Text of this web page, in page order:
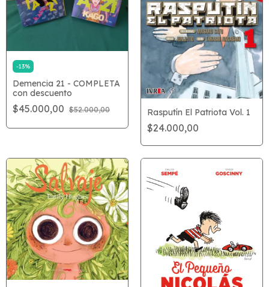
-13%
Demencia 21 - COMPLETA
con descuento
$45.000,00 $52.000,00 Rasputín El Patriota Vol. 1
$24.000,00